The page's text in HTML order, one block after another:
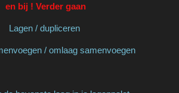
en bij ! Verder gaan
Lagen / dupliceren
/ omlaag samenvoegen